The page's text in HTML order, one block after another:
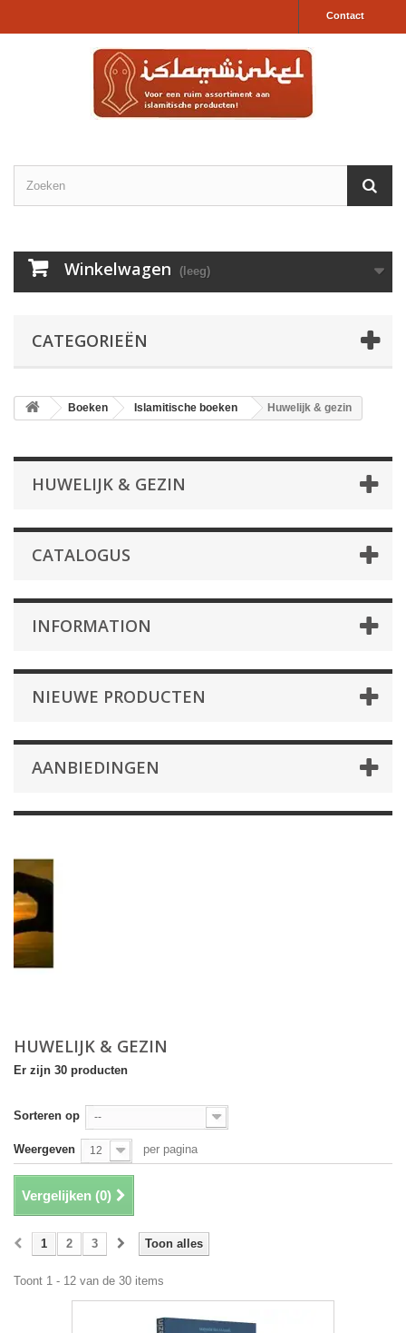
Contact
Winkelwagen (leeg)
CATEGORIEËN
Boeken Islamitische boeken Huwelijk & gezin
HUWELIJK & GEZIN
CATALOGUS
INFORMATION
NIEUWE PRODUCTEN
AANBIEDINGEN
HUWELIJK & GEZIN
Er zijn 30 producten
Sorteren op --
Weergeven 12 per pagina
Vergelijken (0)
Toon alles
1 2 3
Toont 1 - 12 van de 30 items